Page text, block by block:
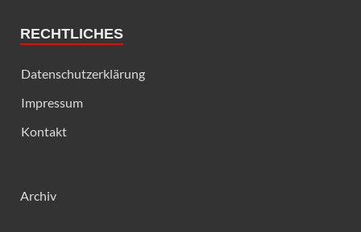
RECHTLICHES
Datenschutzerklärung
Impressum
Kontakt
Archiv